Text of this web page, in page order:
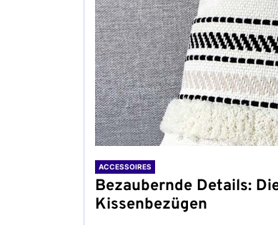
ACCESSOIRES
Bezaubernde Details:
Kissenbezügen